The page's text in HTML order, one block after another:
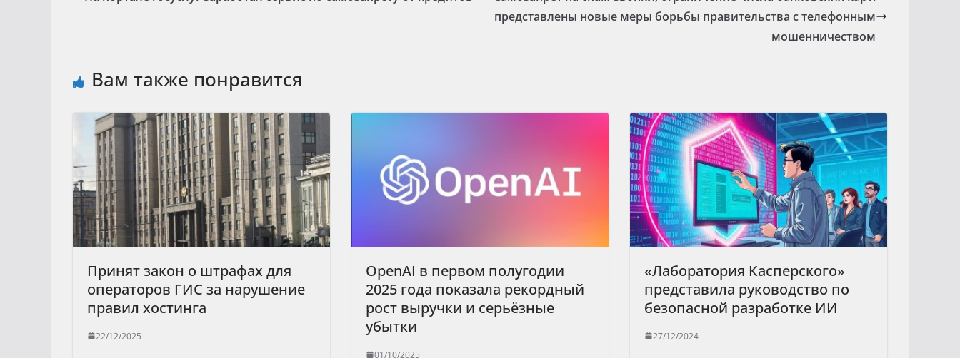
представлены новые меры борьбы правительства с телефонным
мошенничеством
Вам также понравится
Принят закон о штрафах для
операторов ГИС за нарушение
правил хостинга
22/12/2025
OpenAI в первом полугодии
2025 года показала рекордный
рост выручки и серьёзные
убытки
01/10/2025
«Лаборатория Касперского»
представила руководство по
безопасной разработке ИИ
27/12/2024